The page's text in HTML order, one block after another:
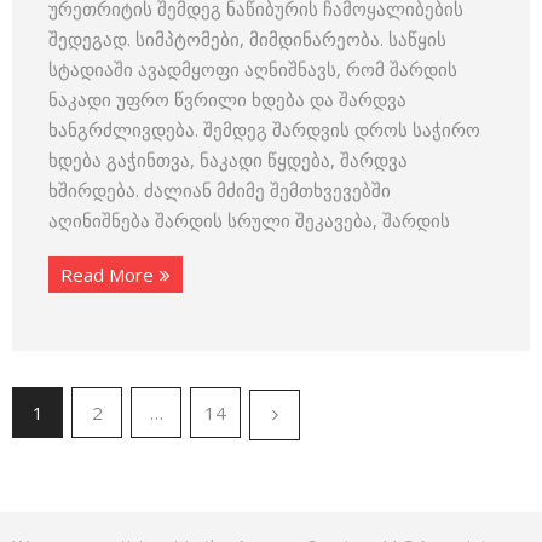
ურეთრიტის შემდეგ ნაწიბურის ჩამოყალიბების
შედეგად. სიმპტომები, მიმდინარეობა. საწყის
სტადიაში ავადმყოფი აღნიშნავს, რომ შარდის
ნაკადი უფრო წვრილი ხდება და შარდვა
ხანგრძლივდება. შემდეგ შარდვის დროს საჭირო
ხდება გაჭინთვა, ნაკადი წყდება, შარდვა
ხშირდება. ძალიან მძიმე შემთხვევებში
აღინიშნება შარდის სრული შეკავება, შარდის
Read More
1 2 … 14